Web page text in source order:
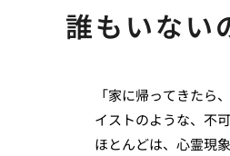
誰もいない
「家に帰ってきたら
イストのような、不
ほとんどは、心霊現